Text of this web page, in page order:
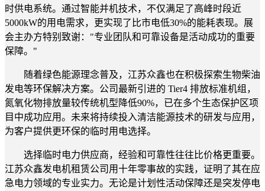
时供电系统。通过智能并机技术，不仅满足了高峰时段近
5000kW的用电需求，更实现了比市电低30%的能耗表现。展
会主办方特别致谢："专业团队和可靠设备是活动成功的重要
保障。"
随着绿色能源理念普及，江苏众鑫也在积极探索生物柴油
发电等环保解决方案。公司最新引进的 Tier4 排放标准机组，
氮氧化物排放量较传统机型降低90%，已在多个生态保护区项
目中成功应用。未来将持续投入清洁能源技术的研发与应用，
为客户提供更环保的临时用电选择。
选择临时电力供应商，经验和可靠性往往比价格更重要。
江苏众鑫发电机租赁公司用十年零事故的实践，证明了其在应
急电力领域的专业实力。无论是计划性活动保障还是突发停电